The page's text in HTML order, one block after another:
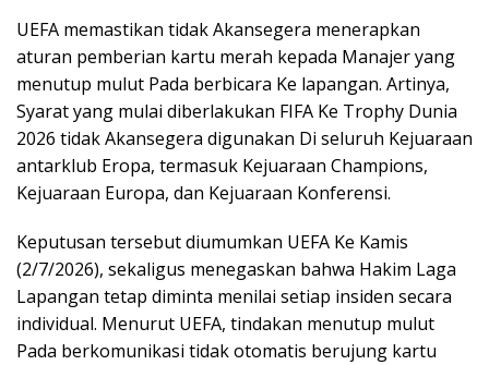
UEFA memastikan tidak Akansegera menerapkan
aturan pemberian kartu merah kepada Manajer yang
menutup mulut Pada berbicara Ke lapangan. Artinya,
Syarat yang mulai diberlakukan FIFA Ke Trophy Dunia
2026 tidak Akansegera digunakan Di seluruh Kejuaraan
antarklub Eropa, termasuk Kejuaraan Champions,
Kejuaraan Europa, dan Kejuaraan Konferensi.
Keputusan tersebut diumumkan UEFA Ke Kamis
(2/7/2026), sekaligus menegaskan bahwa Hakim Laga
Lapangan tetap diminta menilai setiap insiden secara
individual. Menurut UEFA, tindakan menutup mulut
Pada berkomunikasi tidak otomatis berujung kartu